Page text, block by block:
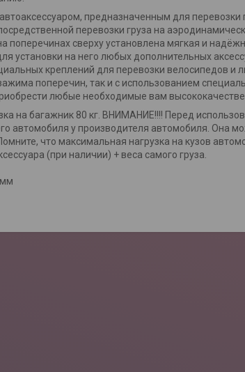
предназначенным для
перевозки груза на
поперечинах сверху установлена мягкая и
установки на него любых дополнительных
креплений для перевозки велосипедов и
поперечин, так и с использованием
любые необходимые вам
на багажник 80 кг. ВНИМАНИЕ!!!! Перед
автомобиля у производителя автомобиля. Она
что максимальная нагрузка на кузов
(при наличии) + веса самого груза.